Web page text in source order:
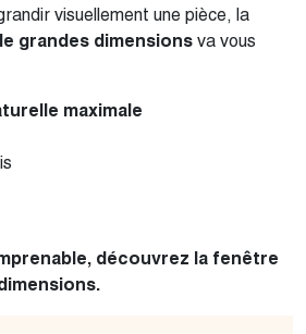
visuellement une pièce, la
grandes dimensions va vous
maximale
découvrez la fenêtre